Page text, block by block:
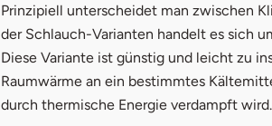
Prinzipiell unterscheidet man zwischen
der Schlauch-Varianten handelt es sich
Diese Variante ist günstig und leicht zu
Raumwärme an ein bestimmtes
durch thermische Energie verdampft wird.